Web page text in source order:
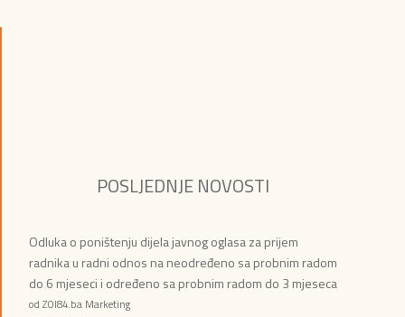
POSLJEDNJE NOVOSTI
Odluka o poništenju dijela javnog oglasa za prijem
radnika u radni odnos na neodređeno sa probnim radom
do 6 mjeseci i određeno sa probnim radom do 3 mjeseca
od ZOI84.ba Marketing